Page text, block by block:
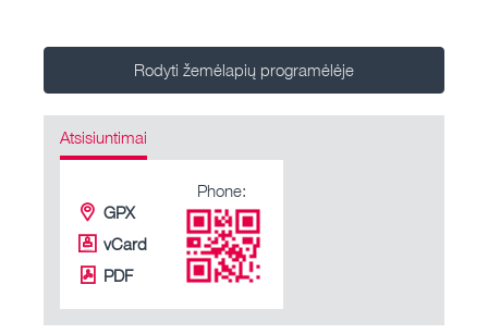
Rodyti žemėlapių programėlėje
Atsisiuntimai
GPX
vCard
PDF
Phone: